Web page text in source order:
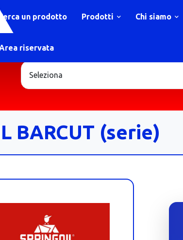
Cerca un prodotto Prodotti Chi siamo
riservata
BARCUT (serie)